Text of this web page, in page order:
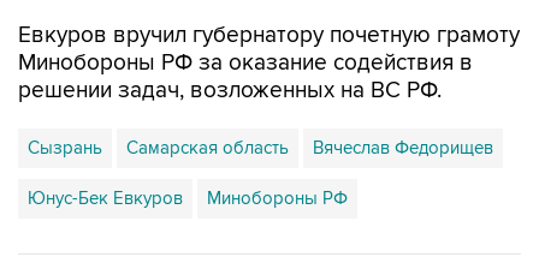
Евкуров вручил губернатору почетную грамоту
Минобороны РФ за оказание содействия в
решении задач, возложенных на ВС РФ.
Сызрань Самарская область Вячеслав Федорищев
Юнус-Бек Евкуров Минобороны РФ